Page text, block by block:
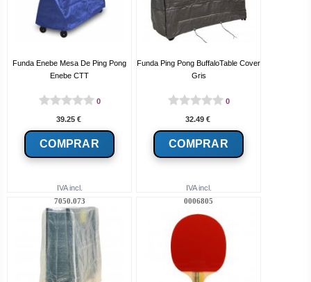
IVA incl.
Funda Enebe Mesa De Ping Pong
Enebe CTT
0
39.25 €
IVA incl.
Funda Ping Pong BuffaloTable Cover
Gris
0
32.49 €
7050.073 0006805